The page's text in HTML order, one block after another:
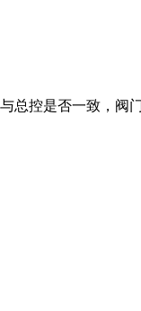
总控是否一致，阀